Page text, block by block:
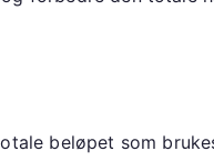
beløpet som